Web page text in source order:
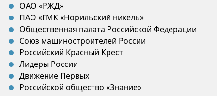
ОАО «РЖД»
ПАО «ГМК «Норильский никель»
Общественная палата Российской Федерации
Союз машиностроителей России
Российский Красный Крест
Лидеры России
Движение Первых
Российской общество «Знание»